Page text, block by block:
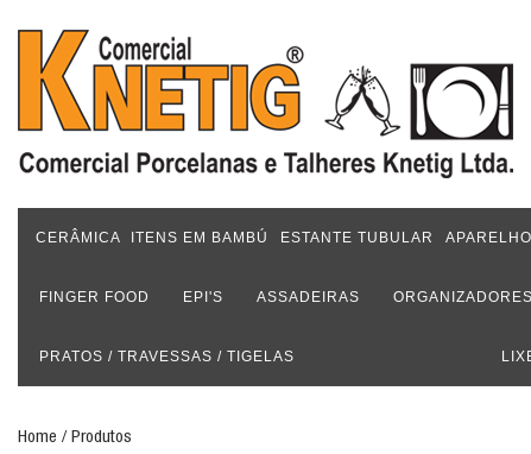
CERÂMICA ITENS EM BAMBÚ ESTANTE TUBULAR
FINGER FOOD EPI'S ASSADEIRAS ORGANIZADORES
PRATOS / TRAVESSAS / TIGELAS
Home / Produtos